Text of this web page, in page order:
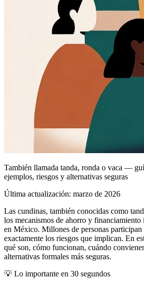
También llamada tanda, ronda o vaca —
ejemplos, riesgos y alternativas seguras
Última actualización: marzo de 2026
Las cundinas, también conocidas como
los mecanismos de ahorro y
en México. Millones de personas participan
exactamente los riesgos que implican. En
qué son, cómo funcionan, cuándo
alternativas formales más seguras.
💡 Lo importante en 30 segundos